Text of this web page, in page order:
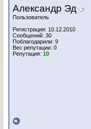
Александр Эд
Пользователь
Регистрация: 10.12.2010
Сообщений: 30
Поблагодарили: 9
Вес репутации: 0
Репутация: 10